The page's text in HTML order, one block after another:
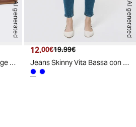
AI generated
Mule poliuretano e tela beige test. - Testa di moro
AI generated
Prezzo attuale
12.00€ Prezzo originale
19.99€
Jeans Skinny Vita Bassa con Tasche Retro - DENIM SCURO